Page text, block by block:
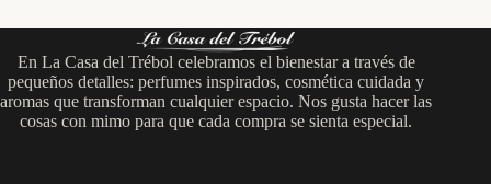
En La Casa del Trébol celebramos el bienestar a través de
pequeños detalles: perfumes inspirados, cosmética cuidada y
aromas que transforman cualquier espacio. Nos gusta hacer las
cosas con mimo para que cada compra se sienta especial.